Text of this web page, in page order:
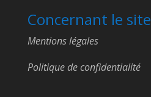
Concernant le site
Mentions légales
Politique de confidentialité